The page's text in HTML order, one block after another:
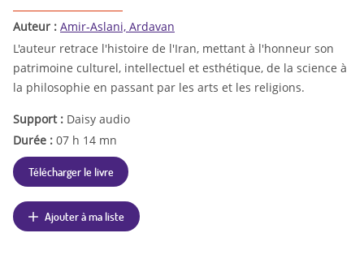
Auteur : Amir-Aslani, Ardavan
L'auteur retrace l'histoire de l'Iran, mettant à l'honneur son
patrimoine culturel, intellectuel et esthétique, de la science à
la philosophie en passant par les arts et les religions.
Support : Daisy audio
Durée : 07 h 14 mn
Télécharger le livre
Ajouter à ma liste